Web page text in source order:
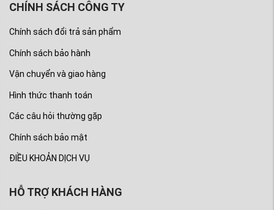
CHÍNH SÁCH CÔNG TY
Chính sách đổi trả sản phẩm
Chính sách bảo hành
Vận chuyển và giao hàng
Hình thức thanh toán
Các câu hỏi thường gặp
Chính sách bảo mật
ĐIỀU KHOẢN DỊCH VỤ
HỖ TRỢ KHÁCH HÀNG